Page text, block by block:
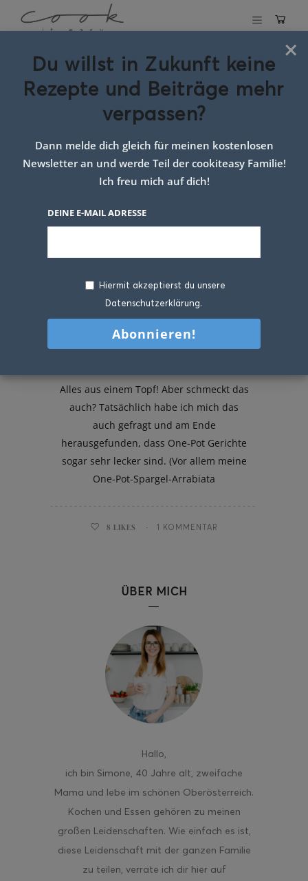
Schlagwort:
einfaches one
pot pasta gericht
Alles aus einem Topf! Aber schmeckt das
auch? Tatsächlich habe ich mich das
auch gefragt und am Ende
herausgefunden, dass One-Pot Gerichte
sogar sehr lecker sind. (Vor allem meine
One-Pot-Spargel-Arrabiata
8 LIKES 1 KOMMENTAR
ÜBER MICH
Hallo,
ich bin Simone, 40 Jahre alt, zweifache
Mama und lebe im schönen Oberösterreich.
Kochen und Essen gehören zu meinen
großen Leidenschaften. Wie einfach es ist,
diese Leidenschaft mit der ganzen Familie
zu teilen, verrate ich dir hier auf
×
Du willst in Zukunft keine
Rezepte und Beiträge mehr
verpassen?
Dann melde dich gleich für meinen kostenlosen
Newsletter an und werde Teil der cookiteasy Familie!
Ich freu mich auf dich!
DEINE E-MAIL ADRESSE
Hiermit akzeptierst du unsere
Datenschutzerklärung.